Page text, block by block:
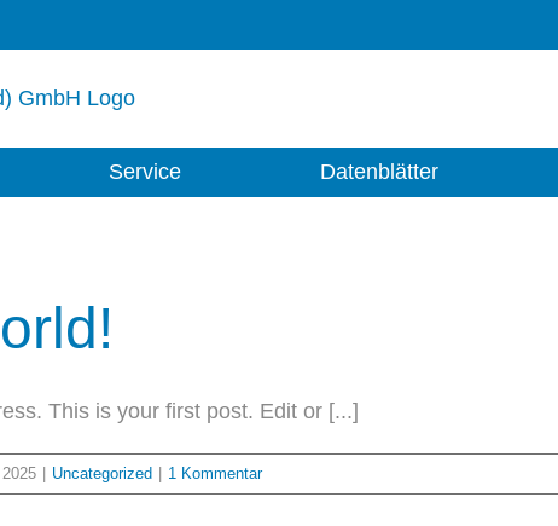
Service Datenblätter
This is your first post. Edit or [...]
Uncategorized 1 Kommentar